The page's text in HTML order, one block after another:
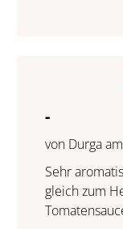
-
von Durga
Sehr
gleich zum